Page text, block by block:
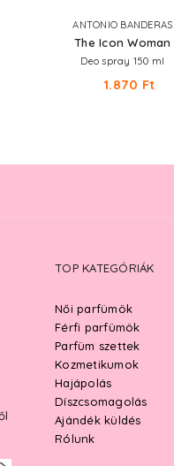
ANTONIO BANDERAS
The Icon Woman
Deo spray 150 ml
1.870 Ft
TOP KATEGÓRIÁK
Női parfümök
Férfi parfümök
Parfüm szettek
Kozmetikumok
Hajápolás
Díszcsomagolás
Ajándék küldés
Rólunk